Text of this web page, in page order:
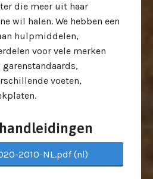
die meer uit haar
wil halen. We hebben een
hulpmiddelen,
voor vele merken
voeten,
2010-NL.pdf (nl)